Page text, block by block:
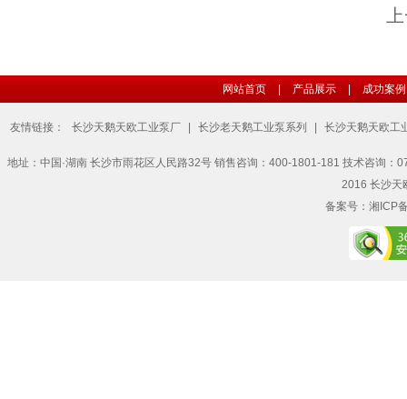
网站首页 产品展示 成功案例
友情链接： 长沙天鹅天欧工业泵厂 长沙老天鹅工业泵系列 长沙天鹅天欧工
地址：中国·湖南 长沙市雨花区人民路32号 销售咨询：400-1801-181 技术咨询
2016 长沙天
备案号：湘ICP